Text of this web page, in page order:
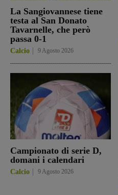
La Sangiovannese tiene
testa al San Donato
Tavarnelle, che però
passa 0-1
Calcio 9 Agosto 2026
Campionato di serie D,
domani i calendari
Calcio 9 Agosto 2026